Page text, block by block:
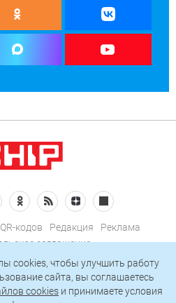
кодов Редакция
Реклама
соглашение
на рассылку
cookies, чтобы улучшить работу
сайта, вы соглашаетесь
cookies и принимаете условия